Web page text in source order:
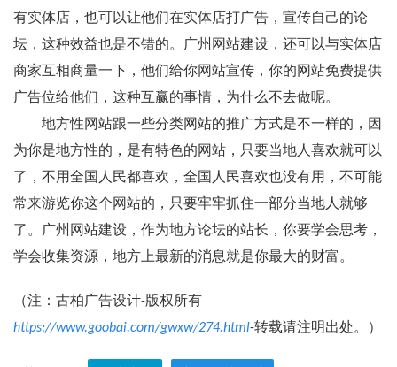
有实体店，也可以让他们在实体店打广告，宣传自己的论
坛，这种效益也是不错的。广州网站建设，还可以与实体店
商家互相商量一下，他们给你网站宣传，你的网站免费提供
广告位给他们，这种互赢的事情，为什么不去做呢。
地方性网站跟一些分类网站的推广方式是不一样的，因
为你是地方性的，是有特色的网站，只要当地人喜欢就可以
了，不用全国人民都喜欢，全国人民喜欢也没有用，不可能
常来游览你这个网站的，只要牢牢抓住一部分当地人就够
了。广州网站建设，作为地方论坛的站长，你要学会思考，
学会收集资源，地方上最新的消息就是你最大的财富。
（注：古柏广告设计-版权所有
https://www.goobai.com/gwxw/274.html-转载请注明出处。）